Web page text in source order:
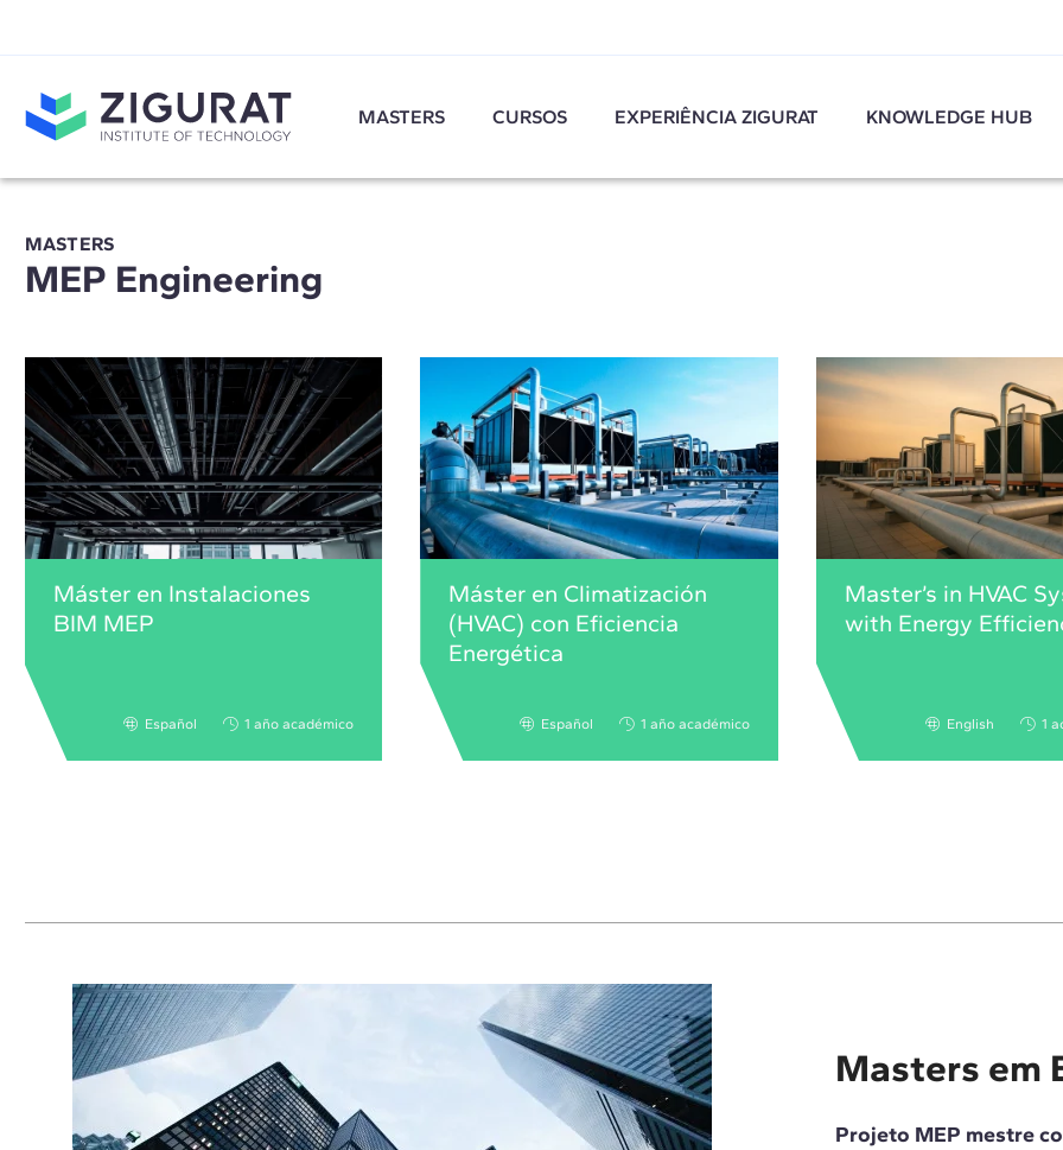
MASTERS CURSOS EXPERIÊNCIA ZIGURAT KNOWLEDGE HUB
MASTERS
MEP Engineering
Máster en Instalaciones
BIM MEP
Español 1 año académico
Máster en Climatización
(HVAC) con Eficiencia
Energética
Español 1 año académico
Master’s in HVAC
with Energy
English 1
Masters em
Projeto MEP mestre